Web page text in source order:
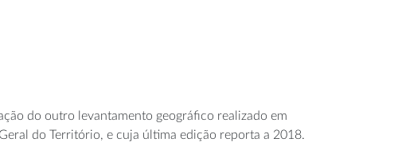
do outro levantamento geográfico realizado em
do Território, e cuja última edição reporta a 2018.